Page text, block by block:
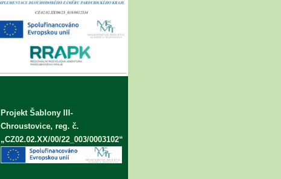
Projekt Šablony III-
Chroustovice, reg. č.
„CZ02.02.XX/00/22_003/0003102“